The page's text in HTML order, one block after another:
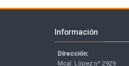
Información
Dirección:
Mcal. López nº 2929